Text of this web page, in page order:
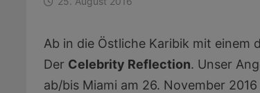
Ab in die Östliche Karibik mit einem
Der Celebrity Reflection. Unser
ab/bis Miami am 26. November 2016